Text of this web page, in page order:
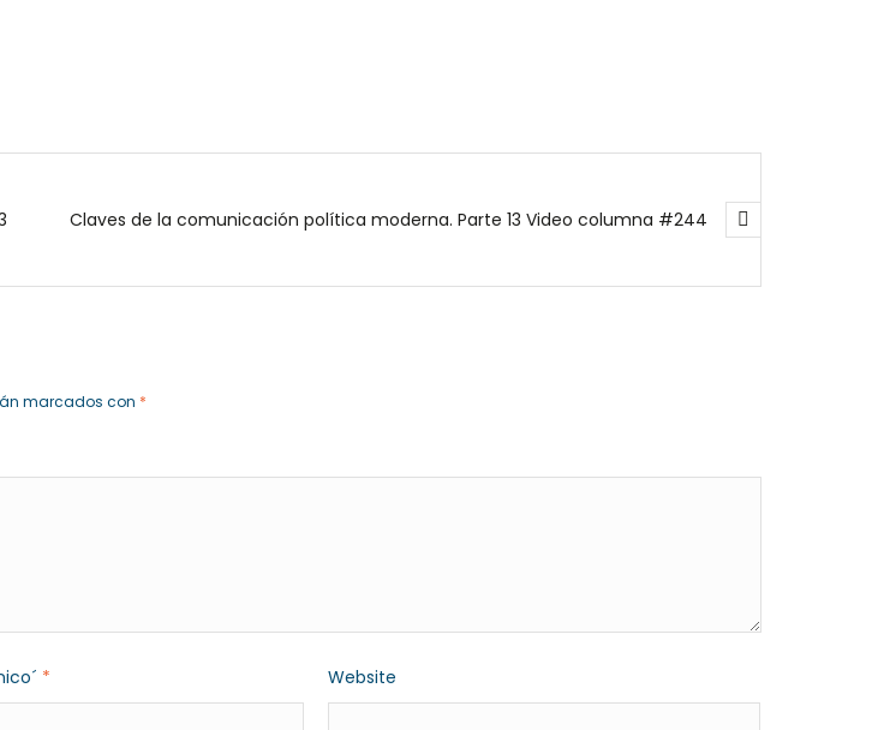
Claves de la comunicación política moderna. Parte 13 Video columna #244
marcados con *
* Website